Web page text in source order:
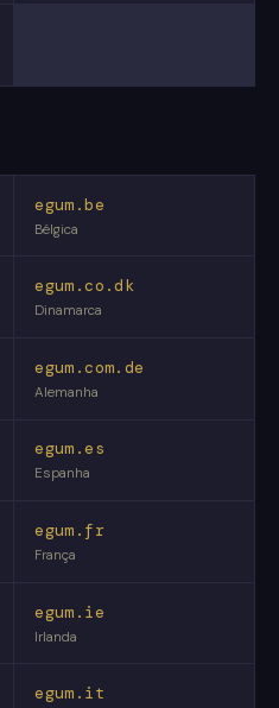
egum.be
Bélgica
egum.co.dk
Dinamarca
egum.com.de
Alemanha
egum.es
Espanha
egum.fr
França
egum.ie
Irlanda
egum.it